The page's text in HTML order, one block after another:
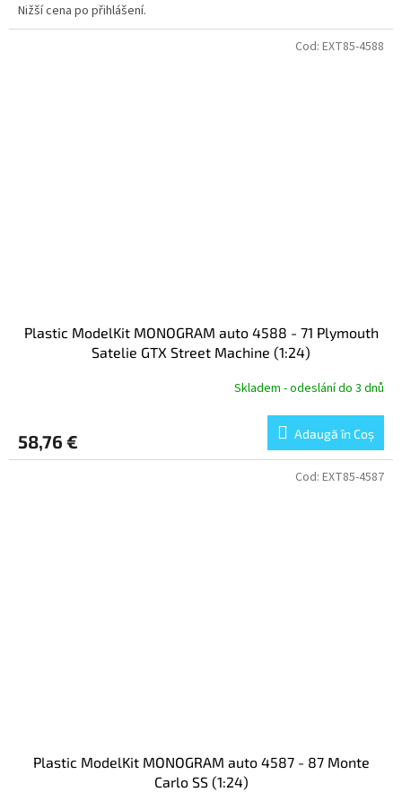
Nižší cena po přihlášení.
Plastic ModelKit MONOGRAM auto 4588 - 71 Plymouth
Satelie GTX Street Machine (1:24)
Skladem - odeslání do 3 dnů
58,76 € Adaugă în Coş
Cod: EXT85-4588
Plastic ModelKit MONOGRAM auto 4587 - 87 Monte
Carlo SS (1:24)
Cod: EXT85-4587